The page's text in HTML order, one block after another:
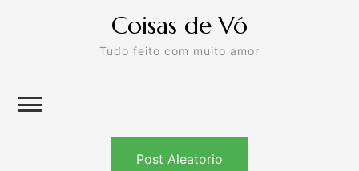
Coisas de Vó
Tudo feito com muito amor
Post Aleatorio